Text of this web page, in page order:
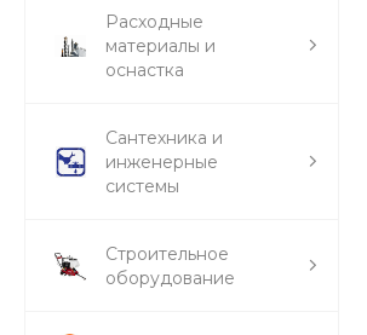
Расходные
материалы и
оснастка
Сантехника и
инженерные
системы
Строительное
оборудование